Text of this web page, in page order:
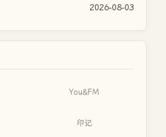
2026-08-03
You&FM
印记